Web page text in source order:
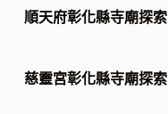
順天府彰化縣寺廟探索
慈靈宮彰化縣寺廟探索